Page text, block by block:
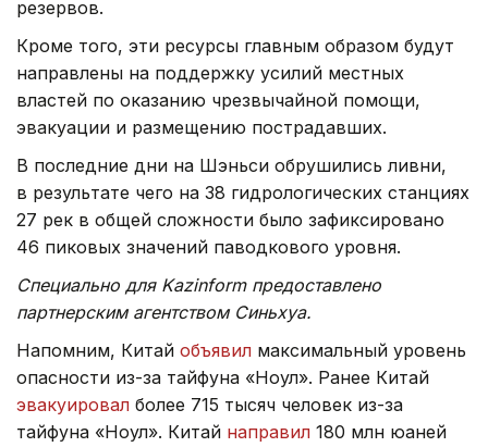
резервов.
Кроме того, эти ресурсы главным образом будут
направлены на поддержку усилий местных
властей по оказанию чрезвычайной помощи,
эвакуации и размещению пострадавших.
В последние дни на Шэньси обрушились ливни,
в результате чего на 38 гидрологических станциях
27 рек в общей сложности было зафиксировано
46 пиковых значений паводкового уровня.
Специально для Kazinform предоставлено
партнерским агентством Синьхуа.
Напомним, Китай объявил максимальный уровень
опасности из-за тайфуна «Ноул». Ранее Китай
эвакуировал более 715 тысяч человек из-за
тайфуна «Ноул». Китай направил 180 млн юаней